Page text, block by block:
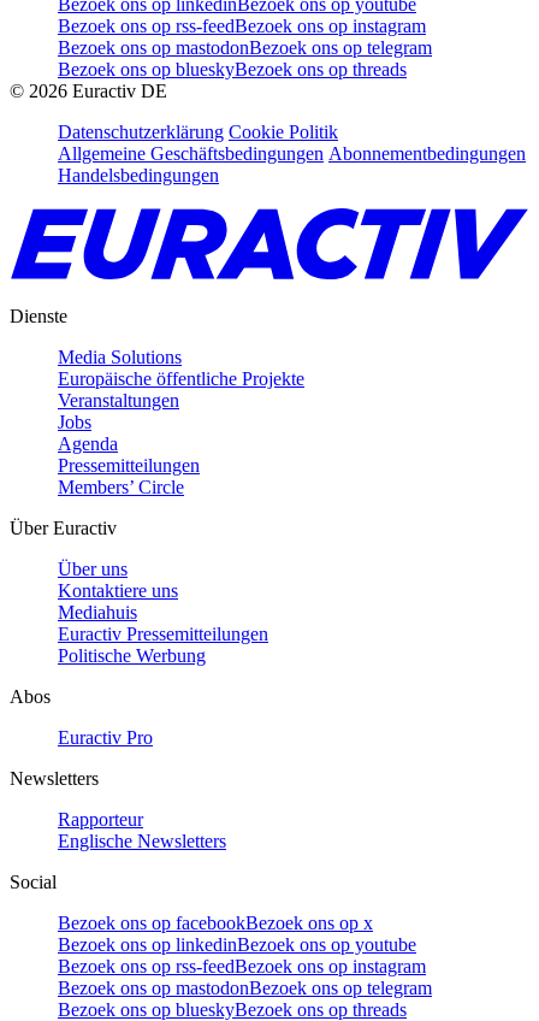
Bezoek ons op rss-feedBezoek ons op instagram
Bezoek ons op mastodonBezoek ons op telegram
Bezoek ons op blueskyBezoek ons op threads
© 2026 Euractiv DE
Datenschutzerklärung Cookie Politik
Allgemeine Geschäftsbedingungen Abonnementbedingungen
Handelsbedingungen
Dienste
Media Solutions
Europäische öffentliche Projekte
Veranstaltungen
Jobs
Agenda
Pressemitteilungen
Members’ Circle
Über Euractiv
Über uns
Kontaktiere uns
Mediahuis
Euractiv Pressemitteilungen
Politische Werbung
Abos
Euractiv Pro
Newsletters
Rapporteur
Englische Newsletters
Social
Bezoek ons op facebookBezoek ons op x
Bezoek ons op linkedinBezoek ons op youtube
Bezoek ons op rss-feedBezoek ons op instagram
Bezoek ons op mastodonBezoek ons op telegram
Bezoek ons op blueskyBezoek ons op threads